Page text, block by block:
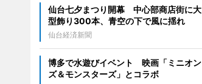
仙台七夕まつり開幕 中心部商店街に大
型飾り300本、青空の下で風に揺れ
仙台経済新聞
博多で水遊びイベント 映画「ミニオン
ズ＆モンスターズ」とコラボ